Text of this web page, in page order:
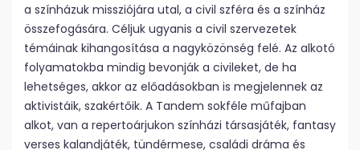
a színházuk missziójára utal, a civil szféra és a színház
összefogására. Céljuk ugyanis a civil szervezetek
témáinak kihangosítása a nagyközönség felé. Az alkotó
folyamatokba mindig bevonják a civileket, de ha
lehetséges, akkor az előadásokban is megjelennek az
aktivistáik, szakértőik. A Tandem sokféle műfajban
alkot, van a repertoárjukon színházi társasjáték, fantasy
verses kalandjáték, tündérmese, családi dráma és